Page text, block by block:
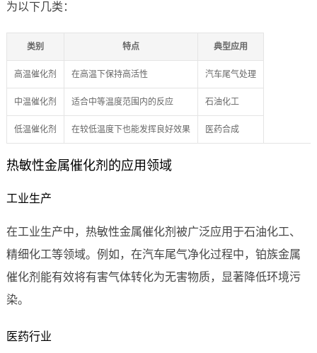
为以下几类：
类别 特点 典型应用
高温催化剂 在高温下保持高活性 汽车尾气处理
中温催化剂 适合中等温度范围内的反应 石油化工
低温催化剂 在较低温度下也能发挥良好效果 医药合成
热敏性金属催化剂的应用领域
工业生产
在工业生产中，热敏性金属催化剂被广泛应用于石油化工、
精细化工等领域。例如，在汽车尾气净化过程中，铂族金属
催化剂能有效将有害气体转化为无害物质，显著降低环境污
染。
医药行业